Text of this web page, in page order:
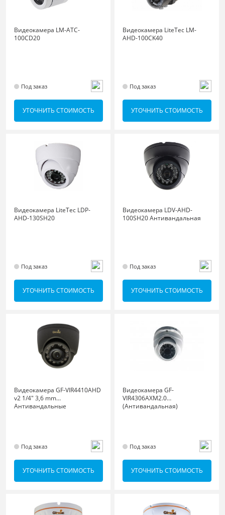
Видеокамера LM-ATC-
100CD20
Под заказ
УТОЧНИТЬ СТОИМОСТЬ
Видеокамера LiteTec LM-
AHD-100CK40
Под заказ
УТОЧНИТЬ СТОИМОСТЬ
Видеокамера LiteTec LDP-
AHD-130SH20
Под заказ
УТОЧНИТЬ СТОИМОСТЬ
Видеокамера LDV-AHD-
100SH20 Антивандальная
Под заказ
УТОЧНИТЬ СТОИМОСТЬ
Видеокамера GF-VIR4410AHD
v2 1/4" 3,6 mm
Антивандальные
Под заказ
УТОЧНИТЬ СТОИМОСТЬ
Видеокамера GF-
VIR4306AXM2.0
(Антивандальная)
Под заказ
УТОЧНИТЬ СТОИМОСТЬ